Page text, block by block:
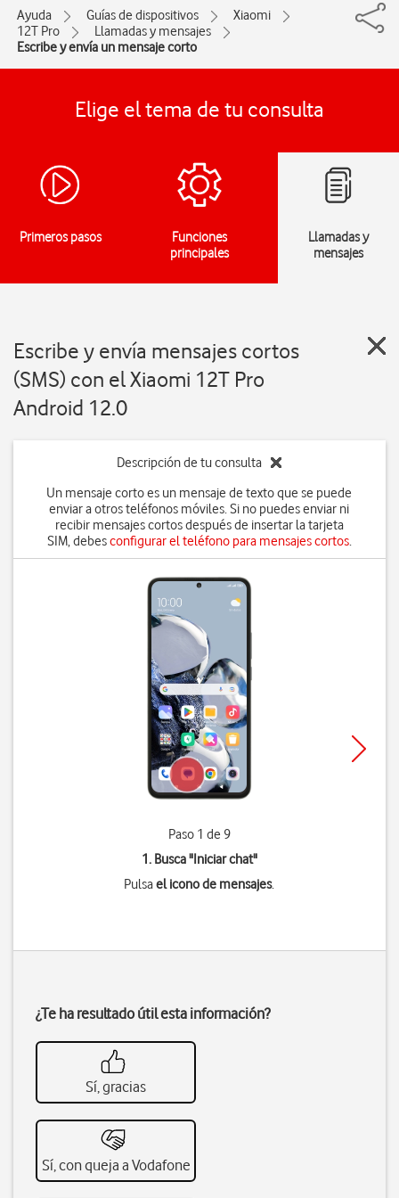
Ayuda Guías de dispositivos
Xiaomi
12T Pro
Llamadas y mensajes
Escribe y envía un mensaje corto
Elige el tema de tu consulta
Primeros pasos
Funciones
principales
Llamadas y
mensajes
Escribe y envía mensajes cortos
(SMS) con el Xiaomi 12T Pro
Android 12.0
Descripción de tu consulta
Un mensaje corto es un mensaje de texto que se puede
enviar a otros teléfonos móviles. Si no puedes enviar ni
recibir mensajes cortos después de insertar la tarjeta
SIM, debesconfigurar el teléfono para mensajes cortos.
Paso 1 de 9
1. Busca "Iniciar chat"
Pulsael icono de mensajes.
¿Te ha resultado útil esta información?
Sí, gracias
Sí, con queja a Vodafone